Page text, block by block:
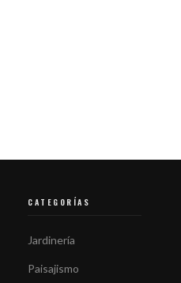
CATEGORÍAS
Jardinería
Paisajismo